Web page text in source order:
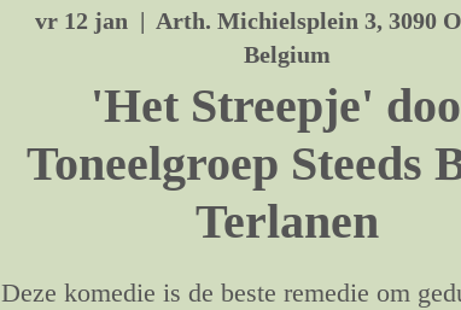
vr 12 jan
  |
Arth. Michielsplein 3, 3090
Belgium
'Het Streepje'
Toneelgroep Steeds
Terlanen
Deze komedie is de beste remedie om